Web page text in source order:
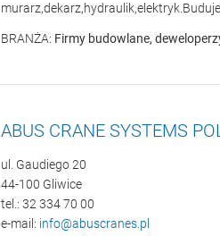
BRANŻA: Firmy budowlane,
ABUS CRANE SYSTEMS
ul. Gaudiego 20
44-100 Gliwice
tel.: 32 334 70 00
e-mail: info@abuscranes.pl